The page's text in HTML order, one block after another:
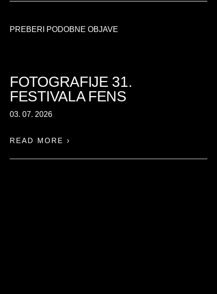
PREBERI PODOBNE OBJAVE
FOTOGRAFIJE 31.
FESTIVALA FENS
03. 07. 2026
READ MORE ›